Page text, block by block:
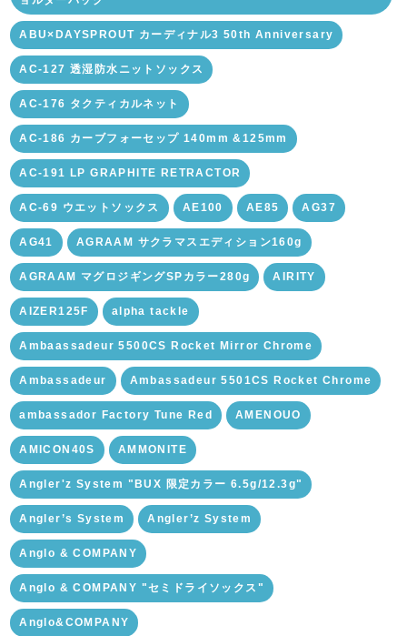
ABU×DAYSPROUT カーディナル3 50th Anniversary
AC-127 透湿防水ニットソックス
AC-176 タクティカルネット
AC-186 カーブフォーセップ 140mm &125mm
AC-191 LP GRAPHITE RETRACTOR
AC-69 ウエットソックス AE100 AE85 AG37
AG41 AGRAAM サクラマスエディション160g
AGRAAM マグロジギングSPカラー280g AIRITY
AIZER125F alpha tackle
Ambaassadeur 5500CS Rocket Mirror Chrome
Ambassadeur Ambassadeur 5501CS Rocket Chrome
ambassador Factory Tune Red AMENOUO
AMICON40S AMMONITE
Angler'z System "BUX 限定カラー 6.5g/12.3g"
Angler’s System Angler’z System
Anglo & COMPANY
Anglo & COMPANY "セミドライソックス"
Anglo&COMPANY